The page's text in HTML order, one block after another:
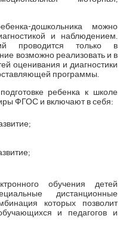
дошкольника можно
и наблюдением.
проводится только в
возможно реализовать и в
оценивания и диагностики
программы.
ребенка к школе
ФГОС и включают в себя:
обучения детей
дистанционные
которых позволит
и педагогов и